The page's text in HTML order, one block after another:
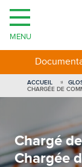
Chargé
Chargée
ACCUEIL
CHARGÉE DE
MENU